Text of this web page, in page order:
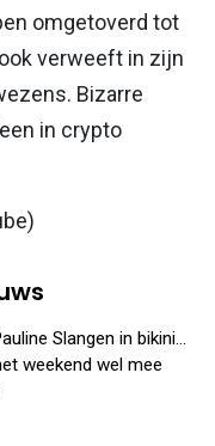
omgetoverd tot
verweeft in zijn
Bizarre
in crypto
Slangen in bikini...
weekend wel mee